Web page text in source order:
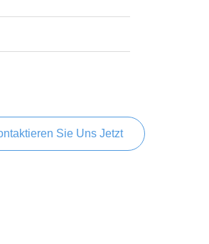
Sie Uns Jetzt